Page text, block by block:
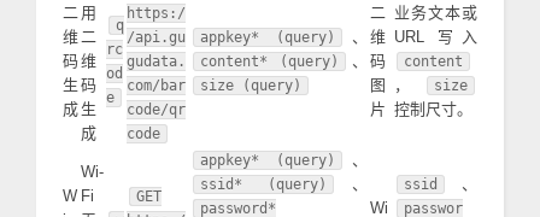
二
维
码
生
成
用
二
维
码
生
成
q
rc
od
e
https:/
/api.gu
gudata.
com/bar
code/qr
code
appkey* (query) 、
content* (query) 、
size (query)
二
维
码
图
片
业务文本或
URL 写入
content
， size
控制尺寸。
W
Wi-
Fi
GET
appkey* (query) 、
ssid* (query) 、
password*
Wi
ssid 、
passwor